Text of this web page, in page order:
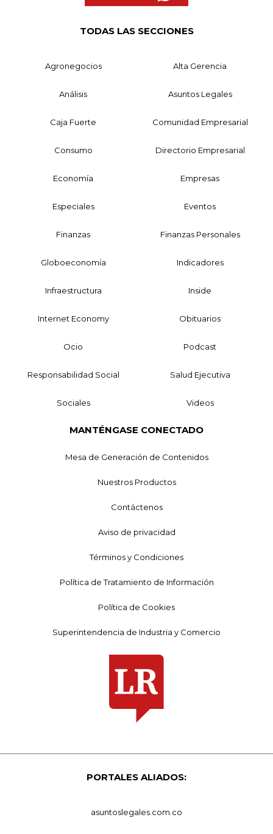
TODAS LAS SECCIONES
Agronegocios Alta Gerencia
Análisis Asuntos Legales
Caja Fuerte Comunidad Empresarial
Consumo Directorio Empresarial
Economía Empresas
Especiales Eventos
Finanzas Finanzas Personales
Globoeconomía Indicadores
Infraestructura Inside
Internet Economy Obituarios
Ocio Podcast
Responsabilidad Social Salud Ejecutiva
Sociales Videos
MANTÉNGASE CONECTADO
Mesa de Generación de Contenidos
Nuestros Productos
Contáctenos
Aviso de privacidad
Términos y Condiciones
Política de Tratamiento de Información
Política de Cookies
Superintendencia de Industria y Comercio
PORTALES ALIADOS:
asuntoslegales.com.co